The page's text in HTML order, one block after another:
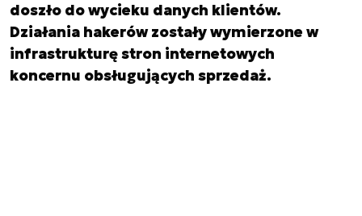
doszło do wycieku danych klientów.
Działania hakerów zostały wymierzone w
infrastrukturę stron internetowych
koncernu obsługujących sprzedaż.